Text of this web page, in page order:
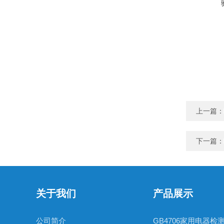
上一篇：
下一篇：
关于我们
公司简介
产品展示
GB4706家用电器检